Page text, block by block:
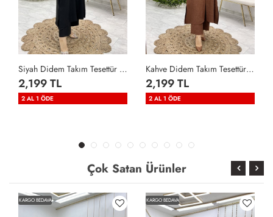
Siyah Didem Takım Tesettür Giyim Siyah
2,199 TL
2 AL 1 ÖDE
Kahve Didem Takım Tesettür Giyim Kahverengi
2,199 TL
2 AL 1 ÖDE
Çok Satan Ürünler
KARGO BEDAVA KARGO BEDAVA